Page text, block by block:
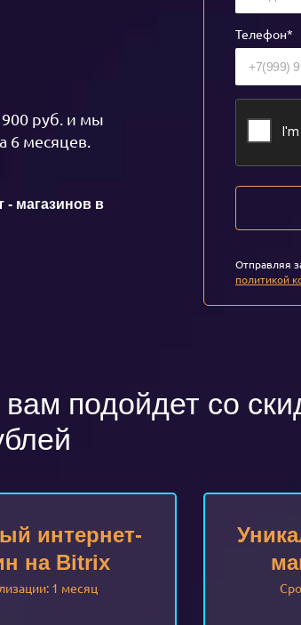
руб. и мы
6 месяцев.
- магазинов в
Телефон*
Отправляя
политикой
подойдет со
интернет-
на Bitrix
1 месяц